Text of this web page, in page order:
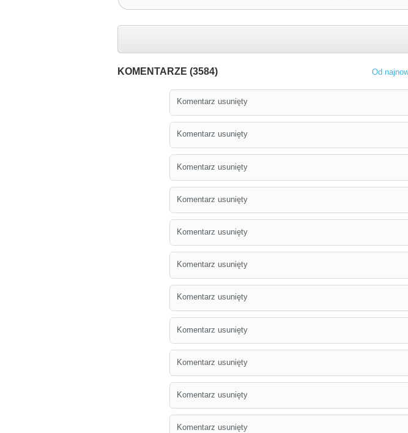
KOMENTARZE (3584) Od
Komentarz usunięty
Komentarz usunięty
Komentarz usunięty
Komentarz usunięty
Komentarz usunięty
Komentarz usunięty
Komentarz usunięty
Komentarz usunięty
Komentarz usunięty
Komentarz usunięty
Komentarz usunięty